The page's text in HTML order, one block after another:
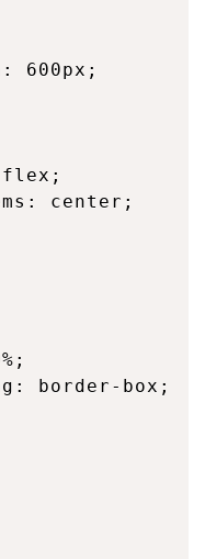
600px;
center;
border-box;